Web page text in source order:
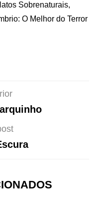
Sobrenaturais,
O Melhor do Terror